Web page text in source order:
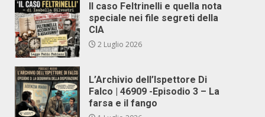
Il caso Feltrinelli e quella nota
speciale nei file segreti della
CIA
2 Luglio 2026
L’Archivio dell’Ispettore Di
Falco | 46909 -Episodio 3 – La
farsa e il fango